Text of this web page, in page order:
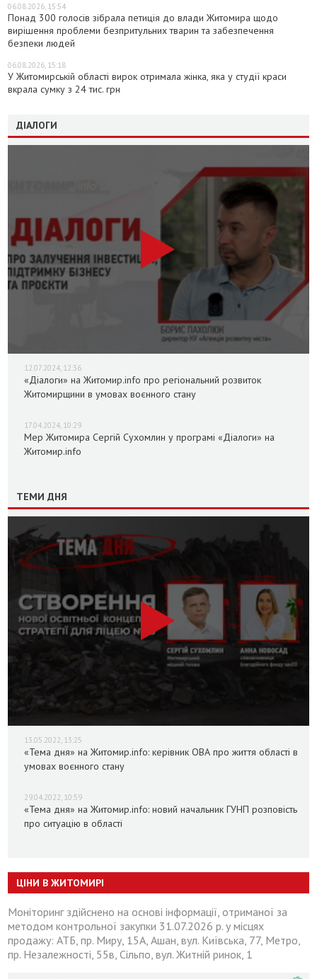
06.08.2026, 15:54
Понад 300 голосів зібрала петиція до влади Житомира щодо
вирішення проблеми безпритульних тварин та забезпечення
безпеки людей
06.08.2026, 15:18
У Житомирській області вирок отримала жінка, яка у студії краси
вкрала сумку з 24 тис. грн
ДІАЛОГИ
12.07.2024, 12:36
«Діалоги» на Житомир.info про регіональний розвиток
Житомирщини в умовах воєнного стану
17.04.2024, 10:29
Мер Житомира Сергій Сухомлин у програмі «Діалоги» на
Житомир.info
ТЕМИ ДНЯ
13.05.2022, 13:25
«Тема дня» на Житомир.info: керівник ОВА про життя області в
умовах воєнного стану
29.04.2022, 10:59
«Тема дня» на Житомир.info: новий начальник ГУНП розповість
про ситуацію в області
ЦІНИ В ЖИТОМИРІ
Моніторинг здійснено на основі інформації, отриманої за
методом контрольної закупки 31.07.2026 р. у місцях
продажу: АТБ, пр. Миру, 15А, Ашан, вул. Київська, 77, Метро,
пр. Незалежності, 55в, Сільпо, вул. Житній ринок, 1